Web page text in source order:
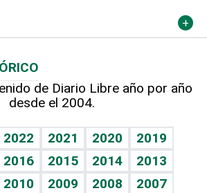
de Diario Libre año por año
desde el 2004.
2022 2021 2020
2019
2016 2015 2014
2013
2010 2009 2008
2007